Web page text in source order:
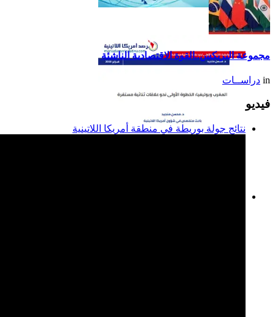
تقرير أمريكا اللاتينية لسنة
2014
مجموعة البريكس..القوة الاقتصادية الناشئة
in دراســات
فيديو
نتائج جولة بوريطة في منطقة أمريكا اللاتينية